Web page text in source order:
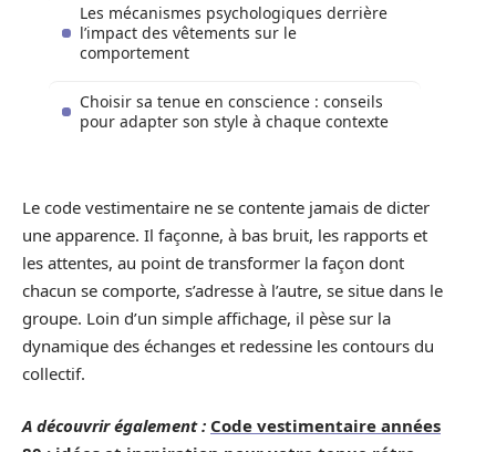
Les mécanismes psychologiques derrière
l’impact des vêtements sur le
comportement
Choisir sa tenue en conscience : conseils
pour adapter son style à chaque contexte
Le code vestimentaire ne se contente jamais de dicter
une apparence. Il façonne, à bas bruit, les rapports et
les attentes, au point de transformer la façon dont
chacun se comporte, s’adresse à l’autre, se situe dans le
groupe. Loin d’un simple affichage, il pèse sur la
dynamique des échanges et redessine les contours du
collectif.
A découvrir également : Code vestimentaire années